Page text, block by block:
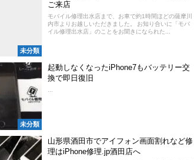
未分類
ご来店
モバイル修理出水店まで、お車で約1時間ほどの薩摩川
内市よりお越しいただきました。 お知り合いに「モバ
イル修理出水店」のことをお聞きになられた...
未分類
起動しなくなったiPhone7もバッテリー交
換で即日復旧
山形県酒田市でアイフォン画面割れなど修
理はiPhone修理.jp酒田店へ